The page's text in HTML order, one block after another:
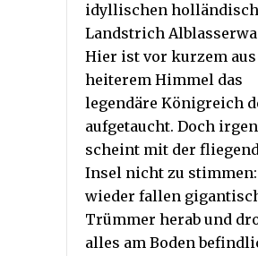
idyllischen
Landstrich
Hier ist vor kurzem aus
heiterem Himmel das
legendäre Königreich
aufgetaucht. Doch
scheint mit der
Insel nicht zu
wieder fallen
Trümmer herab und
alles am Boden